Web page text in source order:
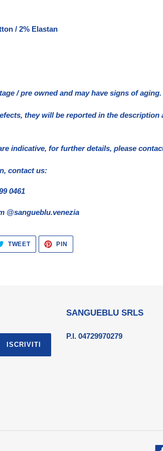
/ 2% Elastan
/ pre owned and may have signs of aging.
they will be reported in the description
indicative, for further details, please
contact us:
0461
@sangueblu.venezia
TWEETTWITTA
TWITTER
PIN
PINTEREST
ISCRIVITI
SANGUEBLU SRLS
P.I. 04729970279